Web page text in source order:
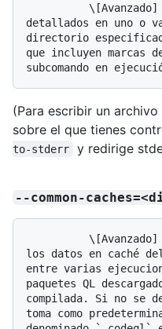
detallados en uno o
directorio
que incluyen marcas
(Para escribir un
sobre el que tienes
to-stderr
y redirige
--common-
los datos en caché
entre varias
paquetes QL
compilada. Si no se
toma como